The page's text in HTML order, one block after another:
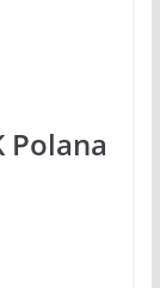
Polana